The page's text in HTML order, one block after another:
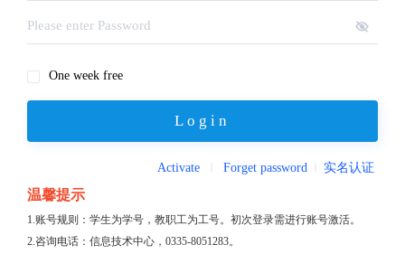
One week free
Login
Activate Forget password 实名认证
温馨提示
1.账号规则：学生为学号，教职工为工号。初次登录需进行账号激活。
2.咨询电话：信息技术中心，0335-8051283。